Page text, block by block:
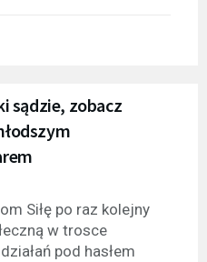
sądzie, zobacz
Siłę po raz kolejny
w trosce
pod hasłem